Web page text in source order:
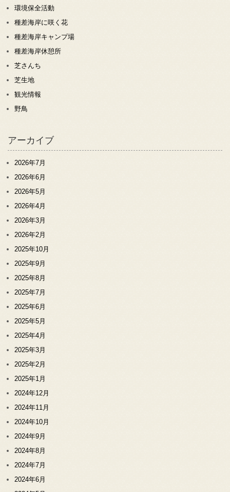
環境保全活動
種差海岸に咲く花
種差海岸キャンプ場
種差海岸休憩所
芝さんち
芝生地
観光情報
野鳥
アーカイブ
2026年7月
2026年6月
2026年5月
2026年4月
2026年3月
2026年2月
2025年10月
2025年9月
2025年8月
2025年7月
2025年6月
2025年5月
2025年4月
2025年3月
2025年2月
2025年1月
2024年12月
2024年11月
2024年10月
2024年9月
2024年8月
2024年7月
2024年6月